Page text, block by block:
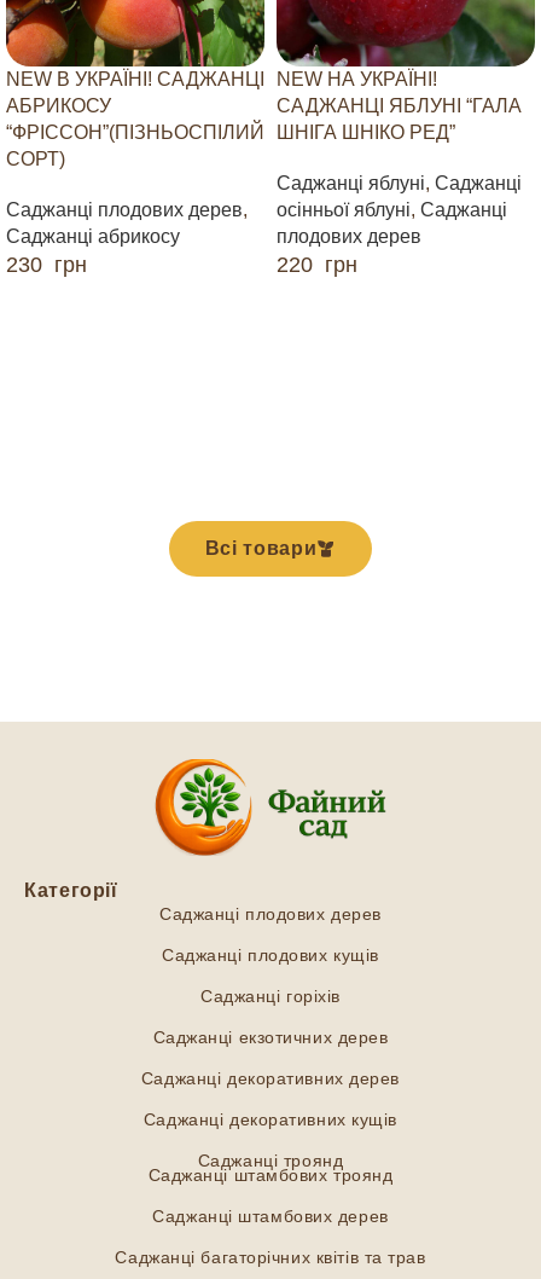
NEW В УКРАЇНІ! САДЖАНЦІ
АБРИКОСУ
“ФРІССОН”(ПІЗНЬОСПІЛИЙ
СОРТ)
Саджанці плодових дерев,
Саджанці абрикосу
230 грн
NEW НА УКРАЇНІ!
САДЖАНЦІ ЯБЛУНІ “ГАЛА
ШНІГА ШНІКО РЕД”
Саджанці яблуні, Саджанці
осінньої яблуні, Саджанці
плодових дерев
220 грн
Всі товари
Категорії
Саджанці плодових дерев
Саджанці плодових кущів
Саджанці горіхів
Саджанці екзотичних дерев
Саджанці декоративних дерев
Саджанці декоративних кущів
Саджанці троянд
Саджанці штамбових троянд
Саджанці штамбових дерев
Саджанці багаторічних квітів та трав